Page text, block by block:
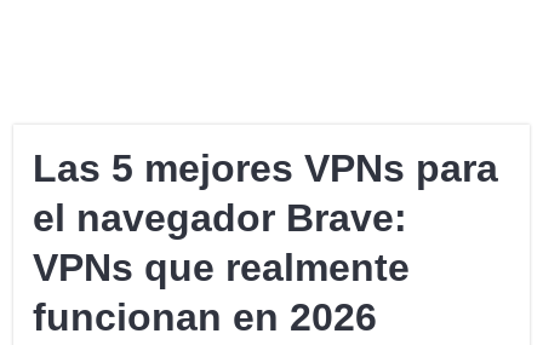
Las 5 mejores VPNs para
el navegador Brave:
VPNs que realmente
funcionan en 2026